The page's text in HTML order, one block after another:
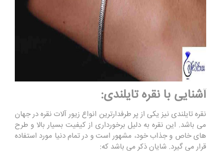
آشنایی با نقره تایلندی:
نقره تایلندی نیز یکی از پر طرفدارترین انواع زیور آلات نقره در جهان
می باشد. این نقره به دلیل برخورداری از کیفیت بسیار بالا و طرح
های خاص و جذاب خود، مشهور است و در تمام دنیا مورد استفاده
قرار می گیرد. شایان ذکر می باشد که: